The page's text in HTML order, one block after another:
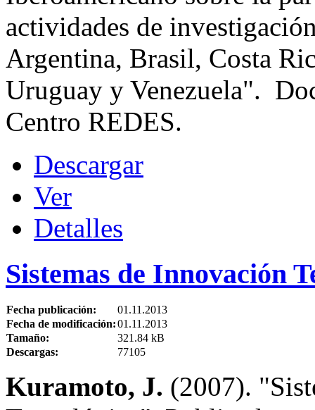
actividades de
Argentina, Brasil, Costa
Uruguay y Venezuela".
Centro REDES.
Descargar
Ver
Detalles
Sistemas de Innovación
Fecha publicación:
01.11.2013
Fecha de modificación:01.11.2013
Tamaño:
321.84 kB
Descargas:
77105
Kuramoto, J. (2007).